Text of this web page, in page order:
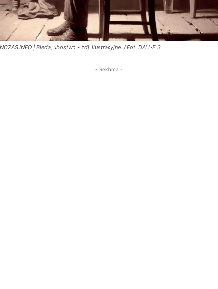
NCZAS.INFO | Bieda, ubóstwo - zdj. ilustracyjne. / Fot. DALL·E 3
- Reklama -